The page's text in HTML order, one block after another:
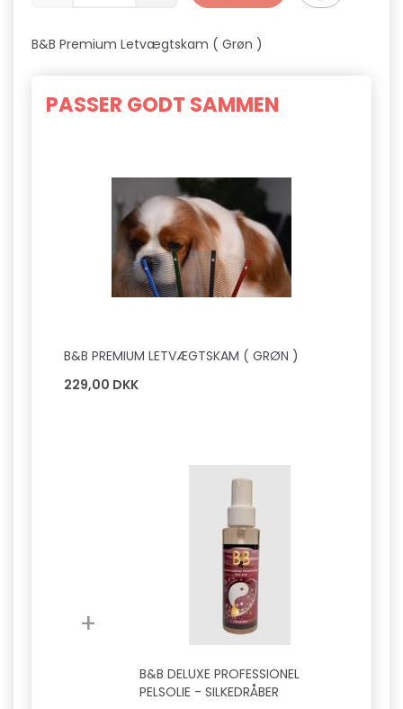
B&B Premium Letvægtskam ( Grøn )
PASSER GODT SAMMEN
B&B PREMIUM LETVÆGTSKAM ( GRØN )
229,00 DKK
+
B&B DELUXE PROFESSIONEL
PELSOLIE - SILKEDRÅBER